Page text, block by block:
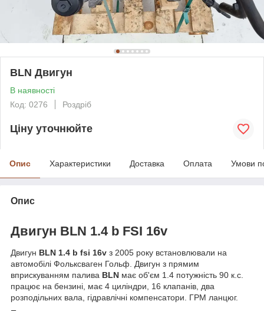
BLN Двигун
В наявності
Код: 0276
Роздріб
Ціну уточнюйте
Опис Характеристики Доставка Оплата Умови
Опис
Двигун BLN 1.4 b FSI 16v
Двигун BLN 1.4 b fsi 16v з 2005 року встановлювали на
автомобілі Фольксваген Гольф. Двигун з прямим
вприскуванням палива BLN має об'єм 1.4 потужність 90 к.с.
працює на бензині, має 4 циліндри, 16 клапанів, два
розподільних вала, гідравлічні компенсатори. ГРМ ланцюг.